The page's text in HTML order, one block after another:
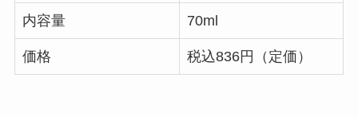
内容量 70ml
価格 税込836円（定価）